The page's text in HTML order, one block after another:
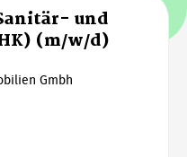
und
(m/w/d)
Gmbh